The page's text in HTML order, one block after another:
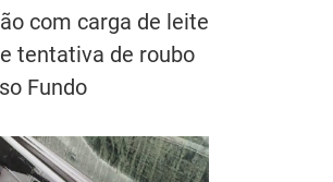
com carga de leite
tentativa de roubo
Fundo